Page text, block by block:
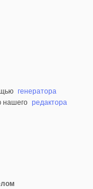
генератора
нашего редактора